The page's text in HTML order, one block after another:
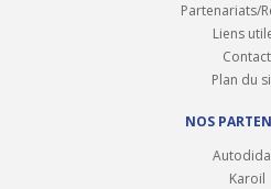
Partenariats/
Liens
Contact
Plan du
NOS
Karoil